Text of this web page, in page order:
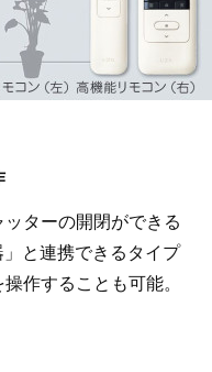
ターの開閉ができる
と連携できるタイプ
作することも可能。